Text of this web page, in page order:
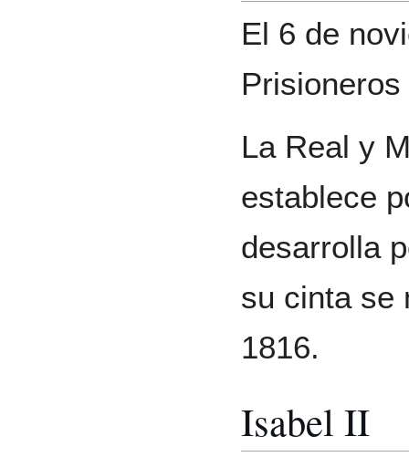
El 6 de
La Real y
establece
desarrolla
su cinta se
1816.
Isabel II